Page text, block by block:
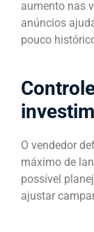
aumento nas
anúncios
pouco
O vendedor
máximo de
possível
ajustar